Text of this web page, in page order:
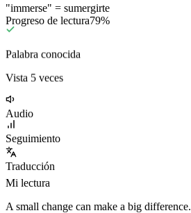
"immerse" = sumergirte
Progreso de lectura89%
Palabra conocida
Vista 5 veces
Audio
Seguimiento
Traducción
Mi lectura
A small change can make a big difference.